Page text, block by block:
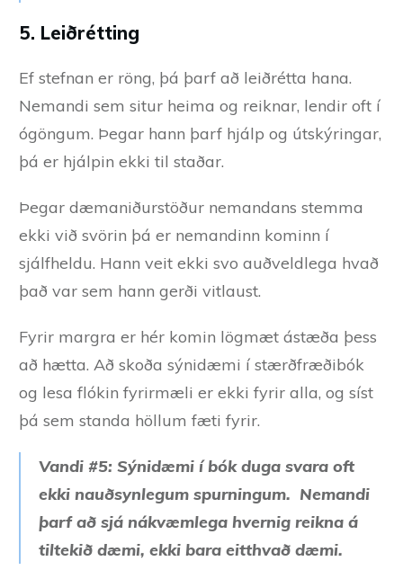
5. Leiðrétting
Ef stefnan er röng, þá þarf að leiðrétta hana.
Nemandi sem situr heima og reiknar, lendir oft í
ógöngum. Þegar hann þarf hjálp og útskýringar,
þá er hjálpin ekki til staðar.
Þegar dæmaniðurstöður nemandans stemma
ekki við svörin þá er nemandinn kominn í
sjálfheldu. Hann veit ekki svo auðveldlega hvað
það var sem hann gerði vitlaust.
Fyrir margra er hér komin lögmæt ástæða þess
að hætta. Að skoða sýnidæmi í stærðfræðibók
og lesa flókin fyrirmæli er ekki fyrir alla, og síst
þá sem standa höllum fæti fyrir.
Vandi #5: Sýnidæmi í bók duga svara oft
ekki nauðsynlegum spurningum. Nemandi
þarf að sjá nákvæmlega hvernig reikna á
tiltekið dæmi, ekki bara eitthvað dæmi.